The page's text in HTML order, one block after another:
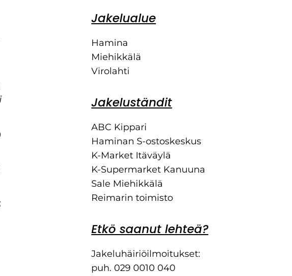
Jakelualue
Hamina
Miehikkälä
Virolahti
Jakeluständit
ABC Kippari
Haminan S-ostoskeskus
K-Market Itäväylä
K-Supermarket Kanuuna
Sale Miehikkälä
Reimarin toimisto
Etkö saanut lehteä?
Jakeluhäiriöilmoitukset:
puh. 029 0010 040